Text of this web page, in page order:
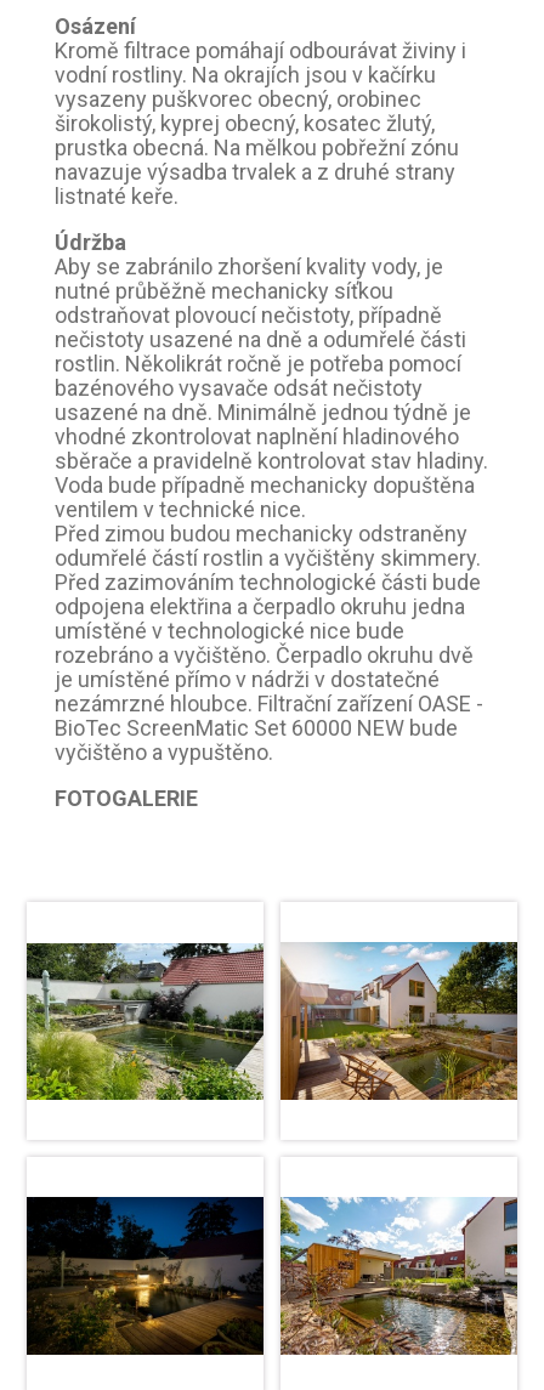
Osázení
Kromě filtrace pomáhají odbourávat živiny i
vodní rostliny. Na okrajích jsou v kačírku
vysazeny puškvorec obecný, orobinec
širokolistý, kyprej obecný, kosatec žlutý,
prustka obecná. Na mělkou pobřežní zónu
navazuje výsadba trvalek a z druhé strany
listnaté keře.
Údržba
Aby se zabránilo zhoršení kvality vody, je
nutné průběžně mechanicky síťkou
odstraňovat plovoucí nečistoty, případně
nečistoty usazené na dně a odumřelé části
rostlin. Několikrát ročně je potřeba pomocí
bazénového vysavače odsát nečistoty
usazené na dně. Minimálně jednou týdně je
vhodné zkontrolovat naplnění hladinového
sběrače a pravidelně kontrolovat stav hladiny.
Voda bude případně mechanicky dopuštěna
ventilem v technické nice.
Před zimou budou mechanicky odstraněny
odumřelé částí rostlin a vyčištěny skimmery.
Před zazimováním technologické části bude
odpojena elektřina a čerpadlo okruhu jedna
umístěné v technologické nice bude
rozebráno a vyčištěno. Čerpadlo okruhu dvě
je umístěné přímo v nádrži v dostatečné
nezámrzné hloubce. Filtrační zařízení OASE -
BioTec ScreenMatic Set 60000 NEW bude
vyčištěno a vypuštěno.
FOTOGALERIE